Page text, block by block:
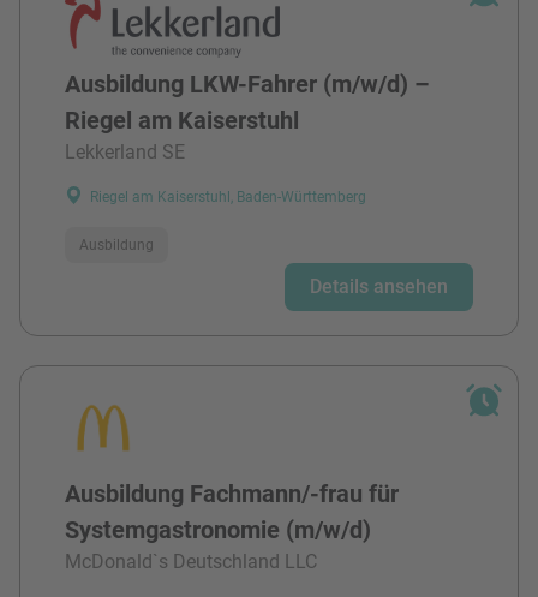
Ausbildung LKW-Fahrer (m/w/d) –
Riegel am Kaiserstuhl
Lekkerland SE
Riegel am Kaiserstuhl, Baden-Württemberg
Ausbildung
Details ansehen
Ausbildung Fachmann/-frau für
Systemgastronomie (m/w/d)
McDonald`s Deutschland LLC